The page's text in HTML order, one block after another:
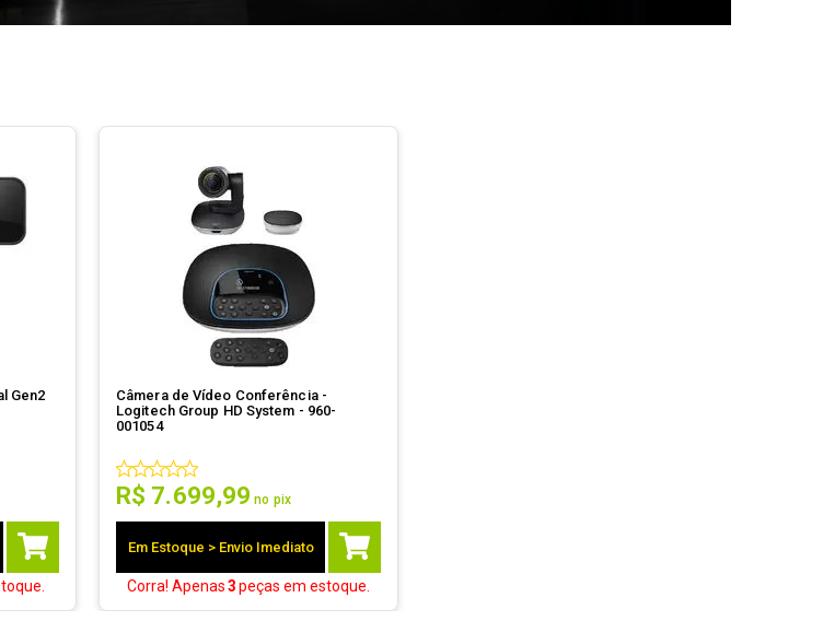
Câmera de Vídeo Conferência -
Logitech Group HD System - 960-
001054
R$ 7.699,99 no pix
Em Estoque > Envio Imediato
Corra! Apenas3peças em estoque.